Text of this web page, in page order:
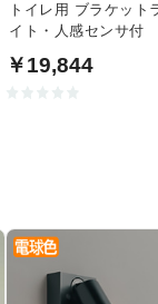
トイレ用 ブラケット
イト・人感センサ付
￥19,844